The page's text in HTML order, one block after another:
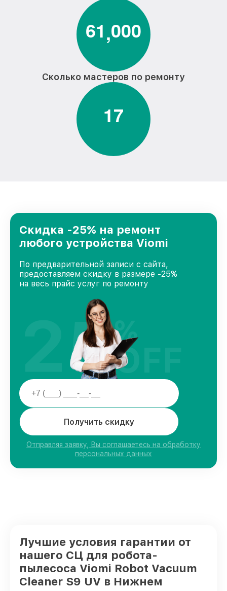
61,000
Сколько мастеров по ремонту
17
Скидка -25% на ремонт
любого устройства Viomi
По предварительной записи с сайта,
предоставляем скидку в размере -25%
на весь прайс услуг по ремонту
Получить скидку
Отправляя заявку, Вы соглашаетесь на обработку
персональных данных
25%
OFF
Лучшие условия гарантии от
нашего СЦ для робота-
пылесоса Viomi Robot Vacuum
Cleaner S9 UV в Нижнем